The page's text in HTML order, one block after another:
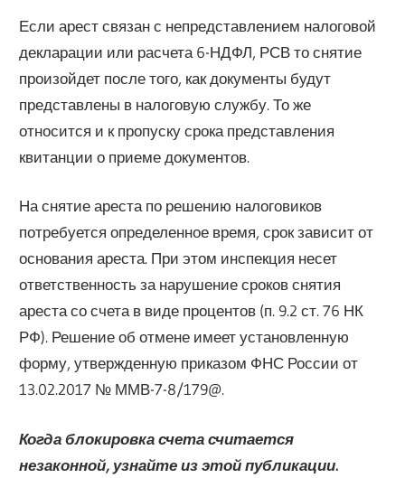
Если арест связан с непредставлением налоговой
декларации или расчета 6-НДФЛ, РСВ то снятие
произойдет после того, как документы будут
представлены в налоговую службу. То же
относится и к пропуску срока представления
квитанции о приеме документов.
На снятие ареста по решению налоговиков
потребуется определенное время, срок зависит от
основания ареста. При этом инспекция несет
ответственность за нарушение сроков снятия
ареста со счета в виде процентов (п. 9.2 ст. 76 НК
РФ). Решение об отмене имеет установленную
форму, утвержденную приказом ФНС России от
13.02.2017 № ММВ-7-8/179@.
Когда блокировка счета считается
незаконной, узнайте из этой публикации.